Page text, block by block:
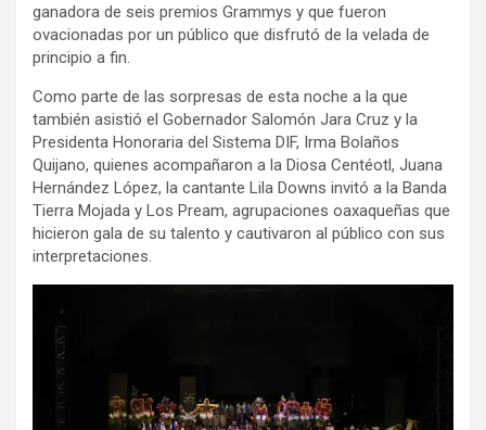
ganadora de seis premios Grammys y que fueron
ovacionadas por un público que disfrutó de la velada de
principio a fin.
Como parte de las sorpresas de esta noche a la que
también asistió el Gobernador Salomón Jara Cruz y la
Presidenta Honoraria del Sistema DIF, Irma Bolaños
Quijano, quienes acompañaron a la Diosa Centéotl, Juana
Hernández López, la cantante Lila Downs invitó a la Banda
Tierra Mojada y Los Pream, agrupaciones oaxaqueñas que
hicieron gala de su talento y cautivaron al público con sus
interpretaciones.